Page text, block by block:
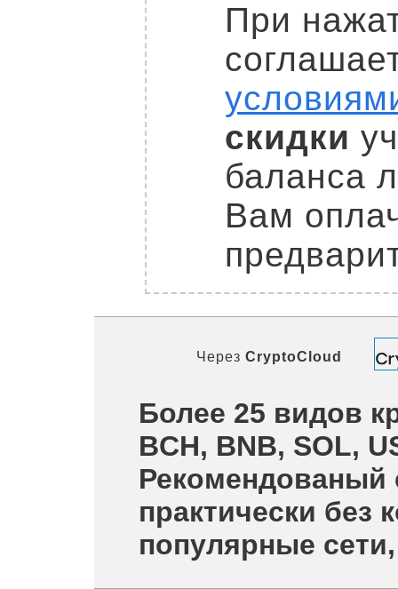
При
скидки
баланса
Вам
Через CryptoCloud
Более 25 видов
BCH, BNB, SOL,
Рекомендованый
практически без
популярные